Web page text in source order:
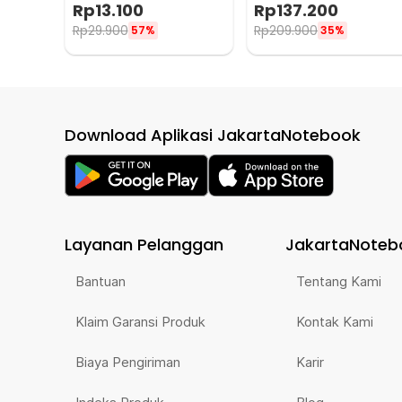
SMH-01
Rp13.100
Rp29.900 57%
35E
Rp137.200
Rp209.90035%
Download Aplikasi JakartaNotebook
Layanan Pelanggan
Bantuan
Klaim Garansi Produk
Biaya Pengiriman
Tentang Kami
Kontak Kami
Karir